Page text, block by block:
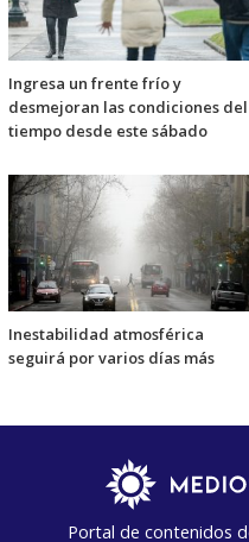
Ingresa un frente frío y
desmejoran las condiciones del
tiempo desde este sábado
Inestabilidad atmosférica
seguirá por varios días más
Portal de contenidos